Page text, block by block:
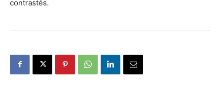
contrastés.